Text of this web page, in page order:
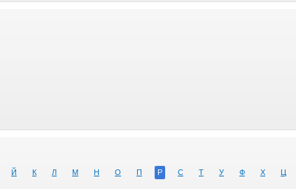
Й К Л М Н О П Р С Т У Ф Х Ц